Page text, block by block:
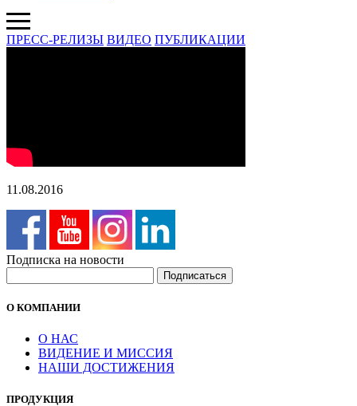
ПРЕСС-РЕЛИЗЫ ВИДЕО ПУБЛИКАЦИИ
11.08.2016
Подписка на новости
О КОМПАНИИ
О НАС
ВИДЕНИЕ И МИССИЯ
НАШИ ДОСТИЖЕНИЯ
ПРОДУКЦИЯ